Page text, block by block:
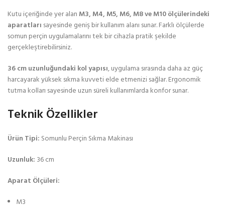
Kutu içeriğinde yer alan M3, M4, M5, M6, M8 ve M10 ölçülerindeki
aparatları sayesinde geniş bir kullanım alanı sunar. Farklı ölçülerde
somun perçin uygulamalarını tek bir cihazla pratik şekilde
gerçekleştirebilirsiniz.
36 cm uzunluğundaki kol yapısı, uygulama sırasında daha az güç
harcayarak yüksek sıkma kuvveti elde etmenizi sağlar. Ergonomik
tutma kolları sayesinde uzun süreli kullanımlarda konfor sunar.
Teknik Özellikler
Ürün Tipi: Somunlu Perçin Sıkma Makinası
Uzunluk: 36 cm
Aparat Ölçüleri:
M3